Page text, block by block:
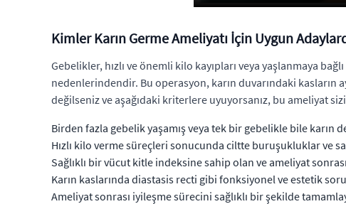
Kimler Karın Germe Ameliyatı İçin Uygun
Gebelikler, hızlı ve önemli kilo kayıpları veya yaşlanmaya
nedenlerindendir. Bu operasyon, karın duvarındaki kasların
değilseniz ve aşağıdaki kriterlere uyuyorsanız, bu ameliyat
Birden fazla gebelik yaşamış veya tek bir gebelikle bile karın
Hızlı kilo verme süreçleri sonucunda ciltte buruşukluklar ve
Sağlıklı bir vücut kitle indeksine sahip olan ve ameliyat
Karın kaslarında diastasis recti gibi fonksiyonel ve estetik
Ameliyat sonrası iyileşme sürecini sağlıklı bir şekilde